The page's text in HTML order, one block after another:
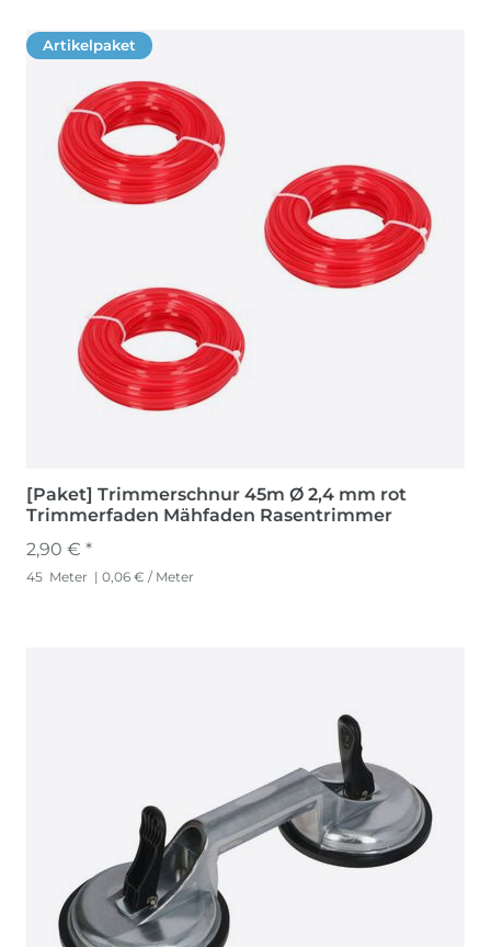
Artikelpaket
[Paket] Trimmerschnur 45m Ø 2,4 mm rot
Trimmerfaden Mähfaden Rasentrimmer
2,90 € *
45 Meter | 0,06 € / Meter